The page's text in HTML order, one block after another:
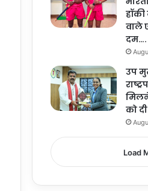
वाले
दम….
उप
को
Load